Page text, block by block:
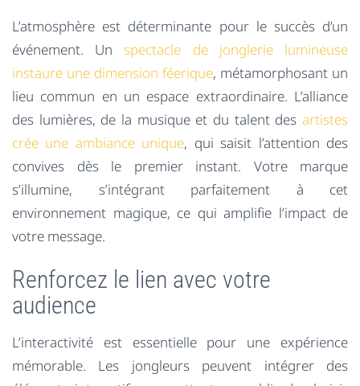
L’atmosphère est déterminante pour le succès d’un
événement. Unspectacle de jonglerie lumineuse
instaure une dimension féerique, métamorphosant un
lieu commun en un espace extraordinaire. L’alliance
des lumières, de la musique et du talent des artistes
crée une ambiance unique, qui saisit l’attention des
convives dès le premier instant. Votre marque
s’illumine, s’intégrant parfaitement à cet
environnement magique, ce qui amplifie l’impact de
votre message.
Renforcez le lien avec votre
audience
L’interactivité est essentielle pour une expérience
mémorable. Les jongleurs peuvent intégrer des